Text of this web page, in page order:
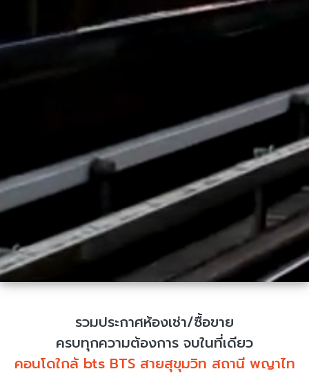
รวมประกาศห้องเช่า/ซื้อขาย
ครบทุกความต้องการ จบในที่เดียว
คอนโดใกล้ bts BTS สายสุขุมวิท สถานี พญาไท